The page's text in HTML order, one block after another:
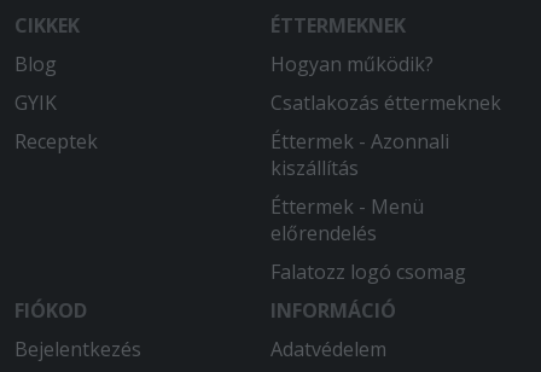
CIKKEK
Blog
GYIK
Receptek
ÉTTERMEKNEK
Hogyan működik?
Csatlakozás éttermeknek
Éttermek - Azonnali
kiszállítás
Éttermek - Menü
előrendelés
Falatozz logó csomag
FIÓKOD
Bejelentkezés
INFORMÁCIÓ
Adatvédelem